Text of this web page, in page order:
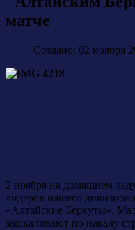
матче
Создано: 02 ноября
2 ноября на домашнем
лидеров нашего
«Алтайские Беркуты».
зашкаливают по накалу